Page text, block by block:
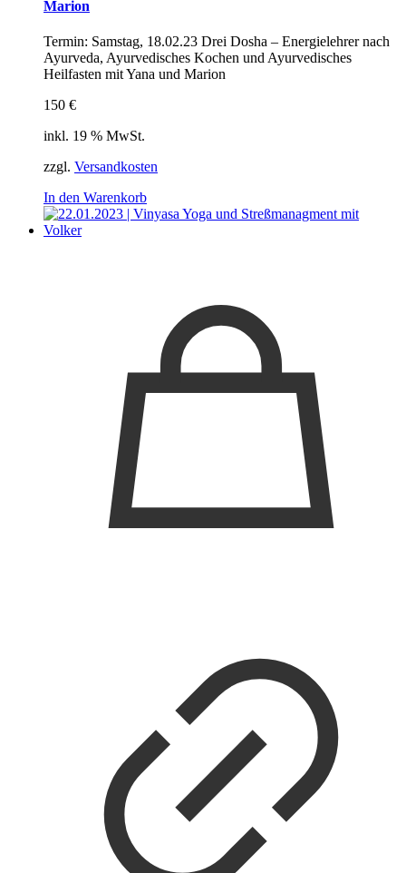
Marion
Termin: Samstag, 18.02.23 Drei Dosha – Energielehrer nach
Ayurveda, Ayurvedisches Kochen und Ayurvedisches
Heilfasten mit Yana und Marion
150 €
inkl. 19 % MwSt.
zzgl. Versandkosten
In den Warenkorb